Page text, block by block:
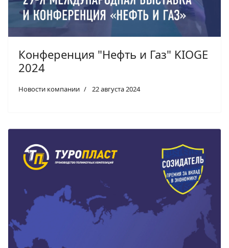
Конференция "Нефть и Газ" KIOGE
2024
Новости компании 22 августа 2024